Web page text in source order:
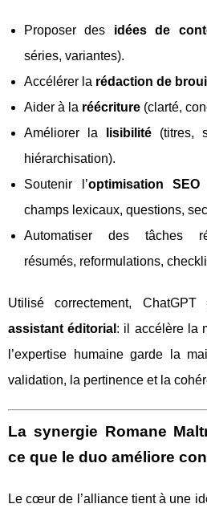
Proposer des idées de
séries, variantes).
Accélérer la rédaction de
Aider à la réécriture (clarté,
Améliorer la
lisibilité(titres,
hiérarchisation).
Soutenir l’optimisation SEO
champs lexicaux, questions,
Automatiser des tâches
résumés, reformulations,
Utilisé correctement,
assistant éditorial : il accélère la
l’expertise humaine garde la
validation, la pertinence et la
La synergie Romane
ce que le duo améliore
Le cœur de l’alliance tient à une